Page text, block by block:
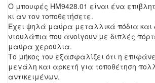
Ο μπουφές HM9428.01 είναι ένα
κι αν τον τοποθετήσετε.
Έχει ψηλά μαύρα μεταλλικά πόδια
ντουλάπια που ανοίγουν με διπλές
μαύρα χερούλια.
Το μήκος του εξασφαλίζει ότι η
μεγάλη και αρκετή για τοποθέτηση
αντικειμένων.